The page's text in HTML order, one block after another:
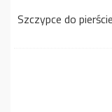
Szczypce do